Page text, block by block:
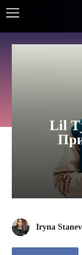
Lil
Iryna